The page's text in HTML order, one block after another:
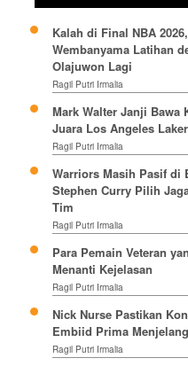
Kalah di Final NBA
Wembanyama Latihan
Olajuwon Lagi
Ragil Putri Irmalia
Mark Walter Janji Bawa
Juara Los Angeles
Ragil Putri Irmalia
Warriors Masih Pasif di
Stephen Curry Pilih
Tim
Ragil Putri Irmalia
Para Pemain Veteran
Menanti Kejelasan
Ragil Putri Irmalia
Nick Nurse Pastikan
Embiid Prima
Ragil Putri Irmalia